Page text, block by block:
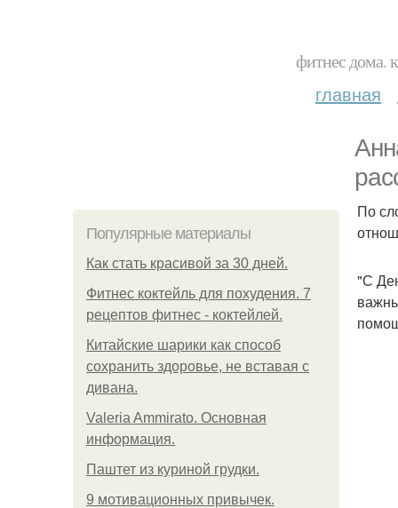
фитнес дома.
главная
Популярные материалы
Как стать красивой за 30 дней.
Фитнес коктейль для похудения. 7
рецептов фитнес - коктейлей.
Китайские шарики как способ
сохранить здоровье, не вставая с
дивана.
Valeria Ammirato. Основная
информация.
Паштет из куриной грудки.
9 мотивационных привычек.
По
"С